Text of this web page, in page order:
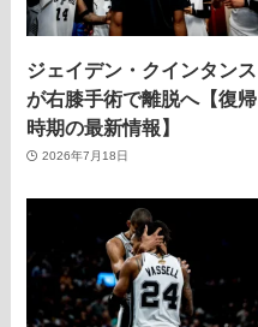
ジェイデン・クインタンス
が右膝手術で離脱へ【復帰
時期の最新情報】
2026年7月18日